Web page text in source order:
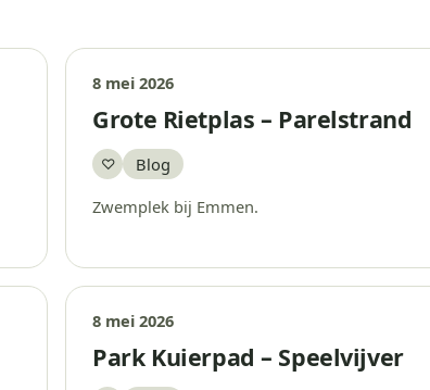
8 mei 2026
Grote Rietplas – Parelstrand
♡
Bewaar
Blog
Zwemplek bij Emmen.
8 mei 2026
Park Kuierpad – Speelvijver